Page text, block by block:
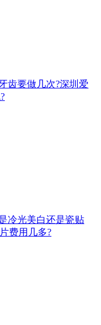
齿要做几次?深圳爱
冷光美白还是瓷贴
费用几多?